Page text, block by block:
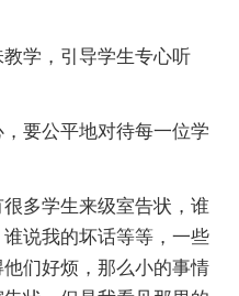
学，引导学生专心听
要公平地对待每一位学
多学生来级室告状，谁
说我的坏话等等，一些
们好烦，那么小的事情